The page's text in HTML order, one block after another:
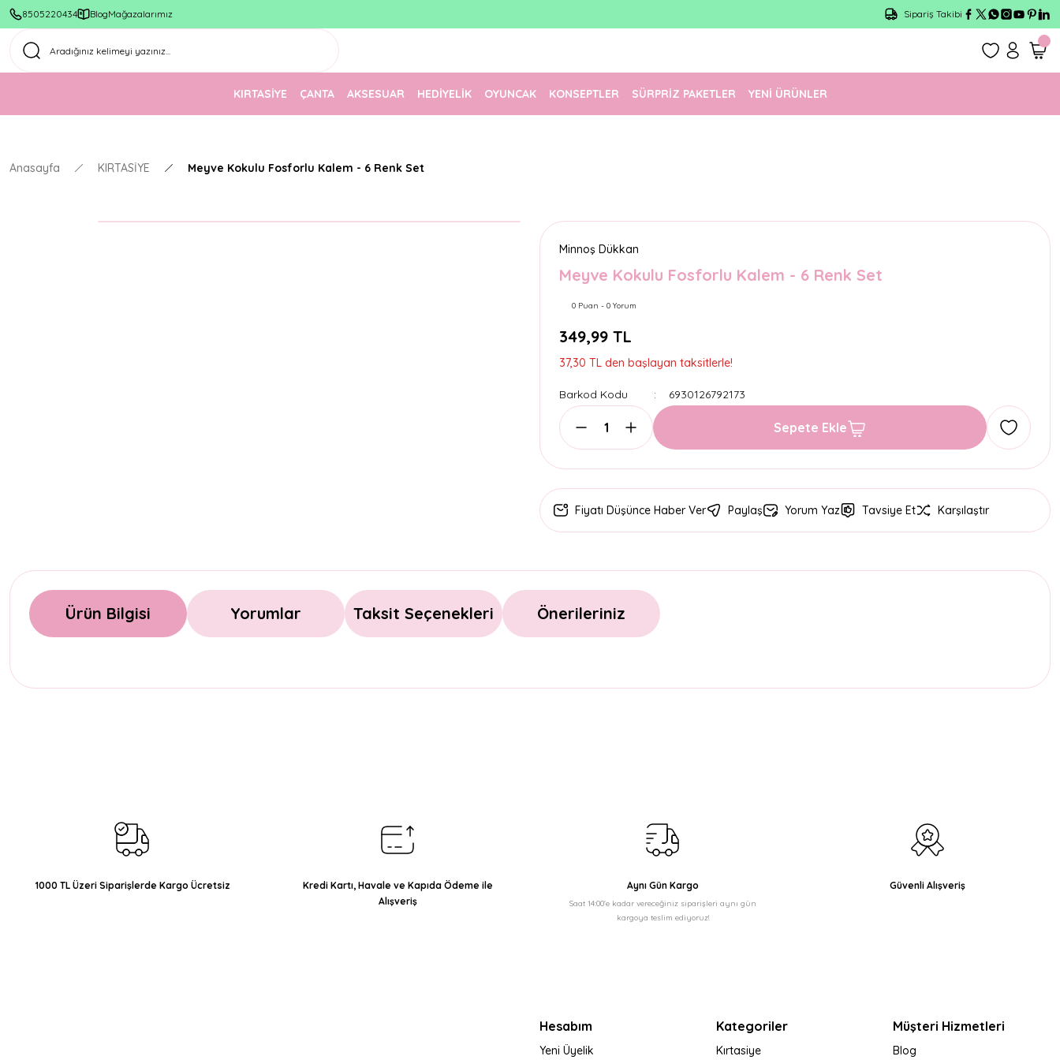
8505220434 BlogMağazalarımız
1500 TL Üzeri Ücretsiz Kargo
Sipariş Takibi
KIRTASİYE ÇANTA AKSESUAR HEDİYELİK OYUNCAK KONSEPTLER SÜRPRİZ PAKETLER YENİ ÜRÜNLER
Anasayfa KIRTASİYE Meyve Kokulu Fosforlu Kalem - 6 Renk Set
Minnoş Dükkan
Meyve Kokulu Fosforlu Kalem - 6 Renk Set
0 Puan - 0 Yorum
349,99 TL
37,30 TL den başlayan taksitlerle!
Barkod Kodu 6930126792173
Sepete Ekle
Fiyatı Düşünce Haber Ver Paylaş Yorum Yaz Tavsiye Et Karşılaştır
Ürün Bilgisi Yorumlar Taksit Seçenekleri Önerileriniz
Ürün fiyatı diğer sitelerden daha pahalı.
Bu ürüne benzer farklı alternatifler olmalı.
1000 TL Üzeri Siparişlerde Kargo Ücretsiz
Kredi Kartı, Havale ve Kapıda Ödeme ile
Alışveriş
Aynı Gün Kargo
Saat 14:00'e kadar vereceğiniz siparişleri aynı gün
kargoya teslim ediyoruz!
Güvenli Alışveriş
Hesabım
Yeni Üyelik
Kategoriler
Kırtasiye
Müşteri Hizmetleri
Blog